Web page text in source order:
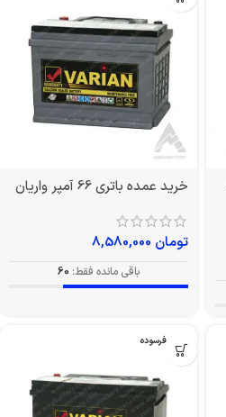
خرید عمده باتری 66 آمپر واریان
تومان
باقی مانده فقط: 60
بدون فرسوده